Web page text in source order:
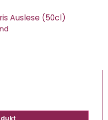
Auslese (50cl)